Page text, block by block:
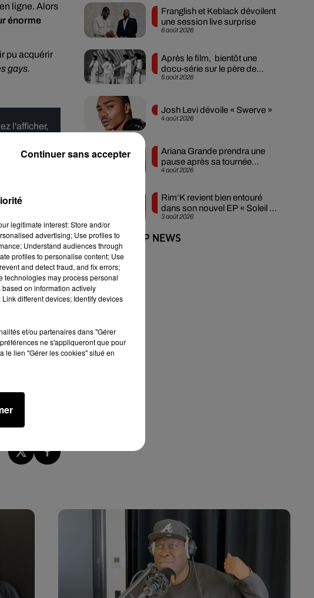
ligne. Alors
énorme
pu acquérir
gays.
l'afficher,
et en a
donc ce
l'afficher,
6 août 2026
Franglish et Keblack dévoilent
une session live surprise
5 août 2026
Après le film, bientôt une
docu-série sur le père de
Michael Jackson
4 août 2026
Josh Levi dévoile « Swerve »
4 août 2026
Ariana Grande prendra une
pause après sa tournée
mondiale
3 août 2026
Rim’K revient bien entouré
dans son nouvel EP « Soleil de
minuit »
+ DE HIP-HOP NEWS
legitimate interest: Store and/or
advertising; Use profiles to
Understand audiences through
profiles to personalise content; Use
and detect fraud, and fix errors;
technologies may process personal
on information actively
different devices; Identify devices
et/ou partenaires dans "Gérer
ne s'appliqueront que pour
le lien "Gérer les cookies" situé en
Continuer sans accepter